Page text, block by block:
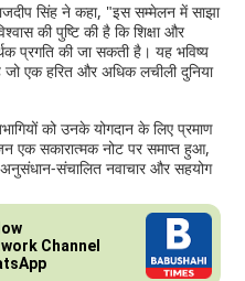
सिंह ने कहा, "इस सम्मेलन में साझा
की पुष्टि की है कि शिक्षा और
प्रगति की जा सकती है। यह भविष्य
एक हरित और अधिक लचीली दुनिया
को उनके योगदान के लिए प्रमाण
सकारात्मक नोट पर समाप्त हुआ,
अनुसंधान-संचालित नवाचार और सहयोग
Channel